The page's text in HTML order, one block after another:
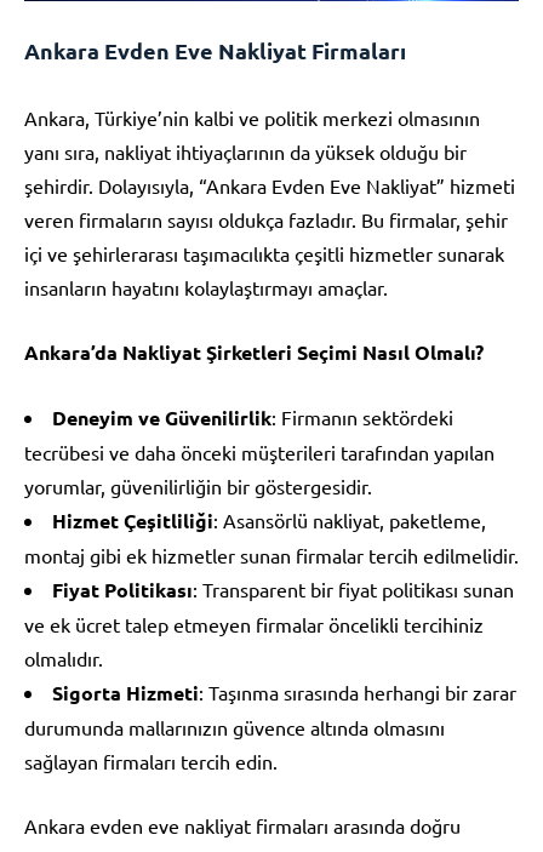
Ankara Evden Eve Nakliyat Firmaları
Ankara, Türkiye’nin kalbi ve politik merkezi olmasının
yanı sıra, nakliyat ihtiyaçlarının da yüksek olduğu bir
şehirdir. Dolayısıyla, “Ankara Evden Eve Nakliyat” hizmeti
veren firmaların sayısı oldukça fazladır. Bu firmalar, şehir
içi ve şehirlerarası taşımacılıkta çeşitli hizmetler sunarak
insanların hayatını kolaylaştırmayı amaçlar.
Ankara’da Nakliyat Şirketleri Seçimi Nasıl Olmalı?
Deneyim ve Güvenilirlik: Firmanın sektördeki
tecrübesi ve daha önceki müşterileri tarafından yapılan
yorumlar, güvenilirliğin bir göstergesidir.
Hizmet Çeşitliliği: Asansörlü nakliyat, paketleme,
montaj gibi ek hizmetler sunan firmalar tercih edilmelidir.
Fiyat Politikası: Transparent bir fiyat politikası sunan
ve ek ücret talep etmeyen firmalar öncelikli tercihiniz
olmalıdır.
Sigorta Hizmeti: Taşınma sırasında herhangi bir zarar
durumunda mallarınızın güvence altında olmasını
sağlayan firmaları tercih edin.
Ankara evden eve nakliyat firmaları arasında doğru